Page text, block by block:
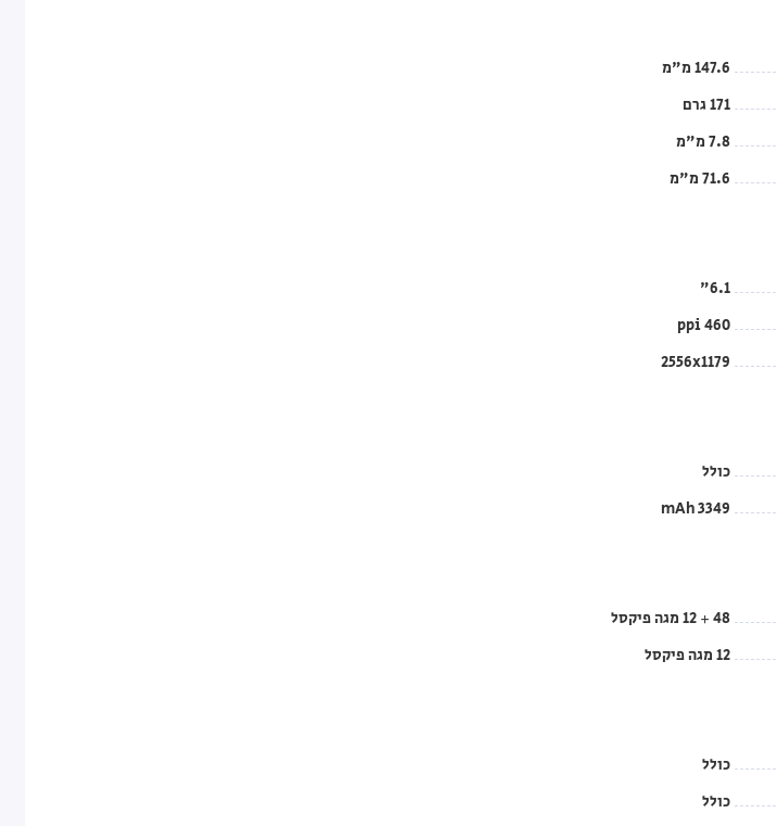
147.6 מ"מ
171 גרם
7.8 מ"מ
71.6 מ"מ
6.1"
460 ppi
2556x1179
כולל
3349 mAh
48 + 12 מגה פיקסל
12 מגה פיקסל
כולל
כולל